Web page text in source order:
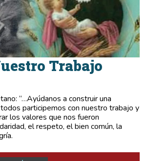
Trabajo
“…Ayúdanos a construir una
participemos con nuestro trabajo y
los valores que nos fueron
el respeto, el bien común, la